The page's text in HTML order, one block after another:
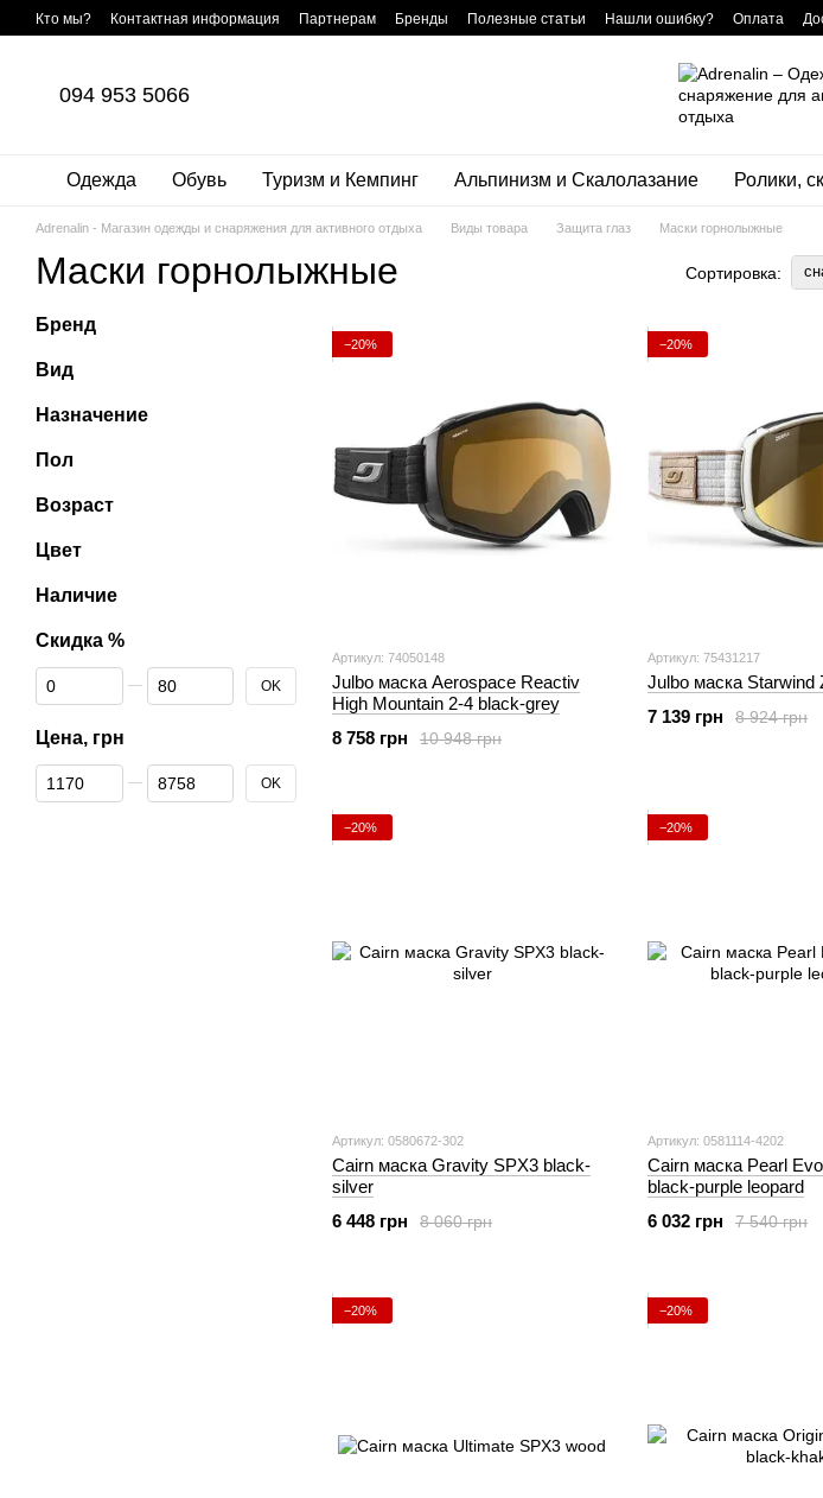
Перейти к основному контенту
Кто мы? Контактная информация Партнерам Бренды Полезные статьи Нашли ошибку? Оплата
094 953 5066
Одежда Обувь Туризм и Кемпинг Альпинизм и Скалолазание Ролики,
Adrenalin - Магазин одежды и снаряжения для активного отдыха Виды товара Защита глаз Маски горнолыжные
Маски горнолыжные Сортировка:
−20%
Артикул: 74050148
Julbo маска Aerospace Reactiv
High Mountain 2-4 black-grey
10 948 грн
8 758 грн
−20%
Артикул: 75431217
Julbo маска Starwind
8 924 грн
7 139 грн
−20%
Артикул: 0580672-302
Cairn маска Gravity SPX3 black-
silver
8 060 грн
6 448 грн
−20%
Артикул: 0581114-4202
Cairn маска Pearl
black-purple leopard
7 540 грн
6 032 грн
−20% −20%
Бренд
Вид
Назначение
Пол
Возраст
Цвет
Наличие
Скидка %
От Скидка %
До Скидка % OK
Цена, грн
От Цена, грн
До Цена, грн OK